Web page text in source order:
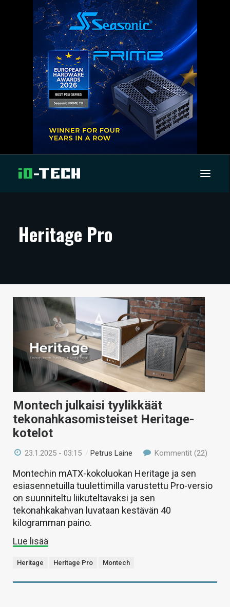
ARTIKKELIT
TECHBBS
TIETOA
HINTA.FI
KAUPPA
VAIHDA TEEMA
HAKU
Heritage Pro
Montech julkaisi tyylikkäät
tekonahkasomisteiset Heritage-
kotelot
23.1.2025 - 03:15 /Petrus Laine Kommentit (22)
Montechin mATX-kokoluokan Heritage ja sen
esiasennetuilla tuulettimilla varustettu Pro-versio
on suunniteltu liikuteltavaksi ja sen
tekonahkakahvan luvataan kestävän 40
kilogramman paino.
Lue lisää
Heritage Heritage Pro Montech